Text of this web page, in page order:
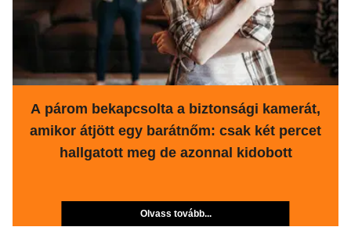
A párom bekapcsolta a biztonsági kamerát,
amikor átjött egy barátnőm: csak két percet
hallgatott meg de azonnal kidobott
Olvass tovább...